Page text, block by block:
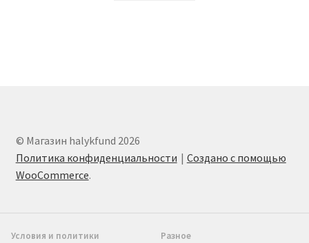
© Магазин halykfund 2026
Политика конфиденциальности
Создано с помощью
WooCommerce.
Условия и политики Разное